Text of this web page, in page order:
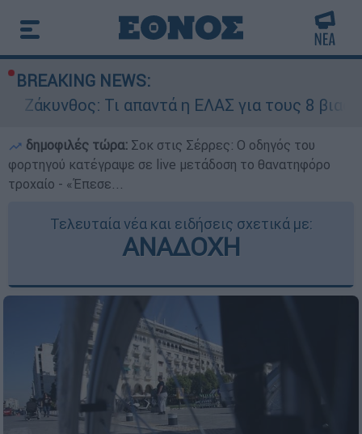
BREAKING NEWS:
Τι απαντά η ΕΛΑΣ για τους 8 βιασμούς
δημοφιλές τώρα: Σοκ στις Σέρρες: Ο οδηγός του
φορτηγού κατέγραψε σε live μετάδοση το θανατηφόρο
τροχαίο - «Έπεσε...
Τελευταία νέα και ειδήσεις σχετικά με:
ΑΝΑΔΟΧΗ